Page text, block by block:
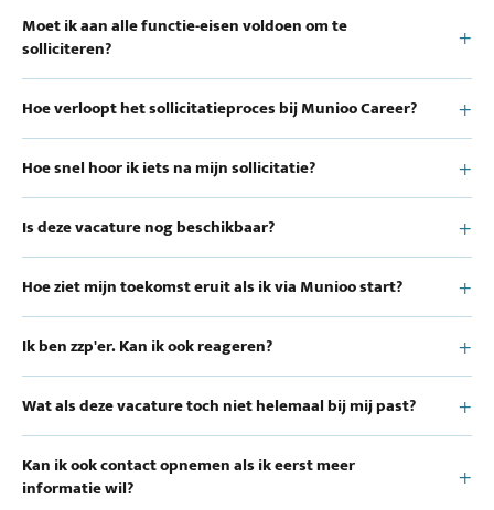
Moet ik aan alle functie-eisen voldoen om te
solliciteren?
Hoe verloopt het sollicitatieproces bij Munioo Career?
Hoe snel hoor ik iets na mijn sollicitatie?
Is deze vacature nog beschikbaar?
Hoe ziet mijn toekomst eruit als ik via Munioo start?
Ik ben zzp'er. Kan ik ook reageren?
Wat als deze vacature toch niet helemaal bij mij past?
Kan ik ook contact opnemen als ik eerst meer
informatie wil?